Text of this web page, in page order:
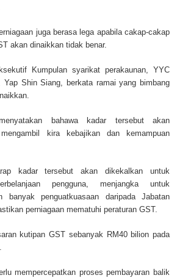
juga berasa lega apabila cakap-cakap
akan dinaikkan tidak benar.
Kumpulan syarikat perakaunan, YYC
Yap Shin Siang, berkata ramai yang bimbang
bahawa kadar tersebut akan
kira kebajikan dan kemampuan
kadar tersebut akan dikekalkan untuk
pengguna, menjangka untuk
banyak penguatkuasaan daripada Jabatan
perniagaan mematuhi peraturan GST.
kutipan GST sebanyak RM40 bilion pada
mempercepatkan proses pembayaran balik